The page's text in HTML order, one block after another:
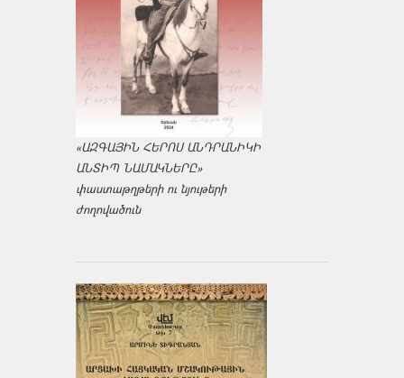
«ԱԶԳԱՅԻՆ ՀԵՐՈՍ ԱՆԴՐԱՆԻԿԻ
ԱՆՏԻՊ ՆԱՄԱԿՆԵՐԸ»
փաստաթղթերի ու նյութերի
ժողովածուն